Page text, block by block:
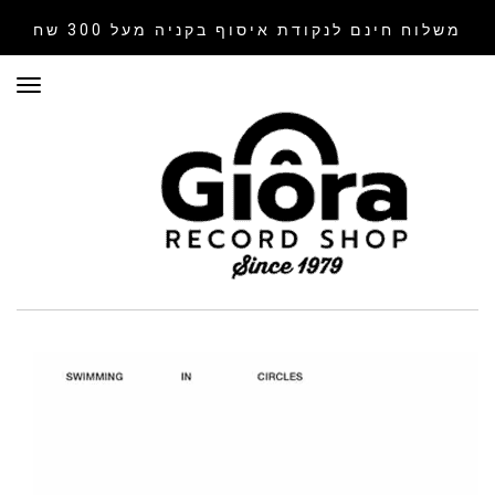
משלוח חינם לנקודת איסוף בקניה מעל 300 שח